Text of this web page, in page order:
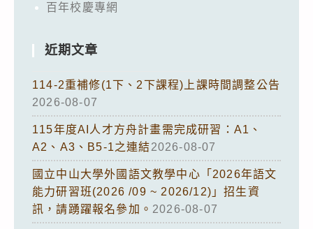
百年校慶專網
近期文章
114-2重補修(1下、2下課程)上課時間調整公告
2026-08-07
115年度AI人才方舟計畫需完成研習：A1、
A2、A3、B5-1之連結2026-08-07
國立中山大學外國語文教學中心「2026年語文
能力研習班(2026 /09 ~ 2026/12)」招生資
訊，請踴躍報名參加。 2026-08-07